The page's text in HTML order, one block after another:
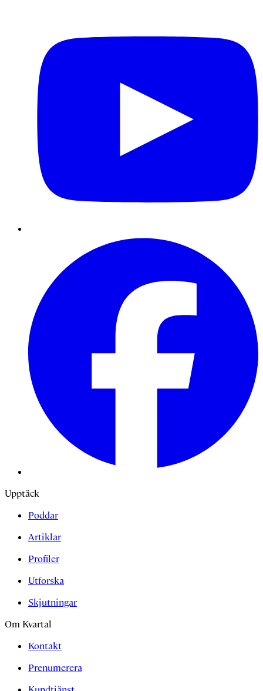
Upptäck
Poddar
Artiklar
Profiler
Utforska
Skjutningar
Om Kvartal
Kontakt
Prenumerera